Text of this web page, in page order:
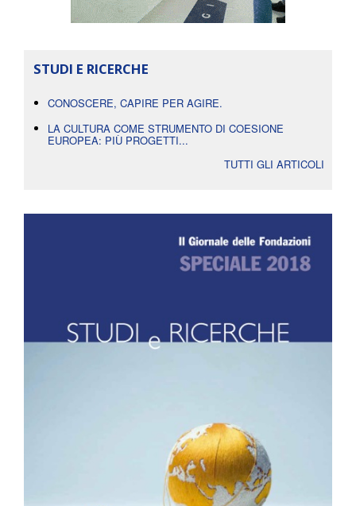
STUDI E RICERCHE
CONOSCERE, CAPIRE PER AGIRE.
LA CULTURA COME STRUMENTO DI COESIONE
EUROPEA: PIÙ PROGETTI...
TUTTI GLI ARTICOLI